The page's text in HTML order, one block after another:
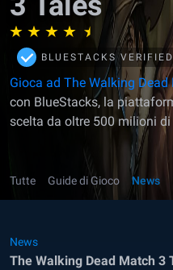
BLUESTACKS VERIFIED
Gioca ad The Walking
con BlueStacks, la
scelta da oltre 500 milioni
Tutte Guide di Gioco News
News
The Walking Dead Match 3